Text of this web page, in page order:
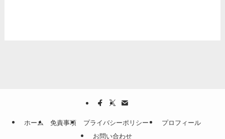
ホーム 免責事項 プライバシーポリシー
プロフィール
お問い合わせ